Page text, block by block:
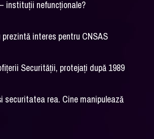
instituții nefuncționale?
interes pentru CNSAS
Securității, protejați după 1989
securitatea rea. Cine manipulează